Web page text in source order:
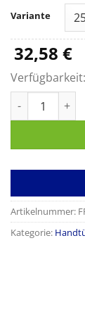
Variante
32,58 €
Verfügbarkeit:
Artikelnummer:
Kategorie: